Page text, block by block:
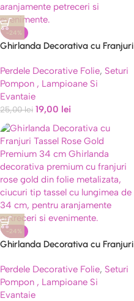
-24%
Ghirlanda Decorativa cu Franjuri
Perdele Decorative Folie, Seturi
Pompon , Lampioane Si
Evantaie
25,00lei 19,00 lei
-24%
Ghirlanda Decorativa cu Franjuri
Perdele Decorative Folie, Seturi
Pompon , Lampioane Si
Evantaie